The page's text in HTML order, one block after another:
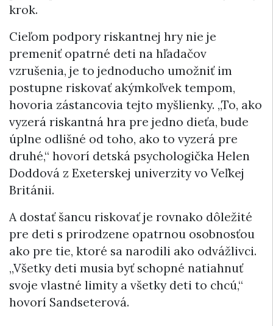
krok.
Cieľom podpory riskantnej hry nie je
premeniť opatrné deti na hľadačov
vzrušenia, je to jednoducho umožniť im
postupne riskovať akýmkoľvek tempom,
hovoria zástancovia tejto myšlienky. „To, ako
vyzerá riskantná hra pre jedno dieťa, bude
úplne odlišné od toho, ako to vyzerá pre
druhé,“ hovorí detská psychologička Helen
Doddová z Exeterskej univerzity vo Veľkej
Británii.
A dostať šancu riskovať je rovnako dôležité
pre deti s prirodzene opatrnou osobnosťou
ako pre tie, ktoré sa narodili ako odvážlivci.
„Všetky deti musia byť schopné natiahnuť
svoje vlastné limity a všetky deti to chcú,“
hovorí Sandseterová.